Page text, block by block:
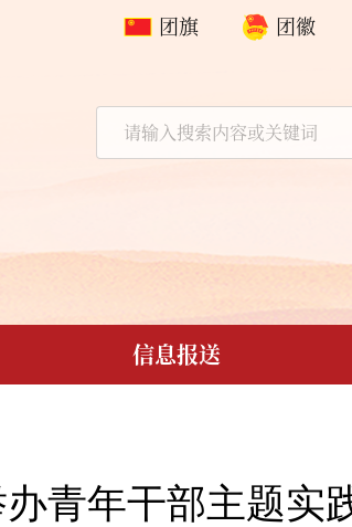
团旗 团徽
信息报送
青年干部主题实